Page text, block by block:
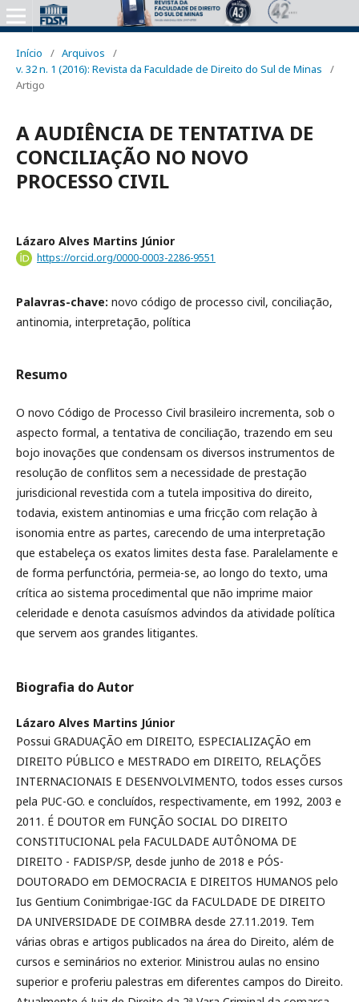
Início / Arquivos
/
v. 32 n. 1 (2016): Revista da Faculdade de Direito do Sul de Minas
/
Artigo
A AUDIÊNCIA DE TENTATIVA DE
CONCILIAÇÃO NO NOVO
PROCESSO CIVIL
Lázaro Alves Martins Júnior
https://orcid.org/0000-0003-2286-9551
Palavras-chave: novo código de processo civil, conciliação,
antinomia, interpretação, política
Resumo
O novo Código de Processo Civil brasileiro incrementa, sob o
aspecto formal, a tentativa de conciliação, trazendo em seu
bojo inovações que condensam os diversos instrumentos de
resolução de conflitos sem a necessidade de prestação
jurisdicional revestida com a tutela impositiva do direito,
todavia, existem antinomias e uma fricção com relação à
isonomia entre as partes, carecendo de uma interpretação
que estabeleça os exatos limites desta fase. Paralelamente e
de forma perfunctória, permeia-se, ao longo do texto, uma
crítica ao sistema procedimental que não imprime maior
celeridade e denota casuísmos advindos da atividade política
que servem aos grandes litigantes.
Biografia do Autor
Lázaro Alves Martins Júnior
Possui GRADUAÇÃO em DIREITO, ESPECIALIZAÇÃO em
DIREITO PÚBLICO e MESTRADO em DIREITO, RELAÇÕES
INTERNACIONAIS E DESENVOLVIMENTO, todos esses cursos
pela PUC-GO. e concluídos, respectivamente, em 1992, 2003 e
2011. É DOUTOR em FUNÇÃO SOCIAL DO DIREITO
CONSTITUCIONAL pela FACULDADE AUTÔNOMA DE
DIREITO - FADISP/SP, desde junho de 2018 e PÓS-
DOUTORADO em DEMOCRACIA E DIREITOS HUMANOS pelo
Ius Gentium Conimbrigae-IGC da FACULDADE DE DIREITO
DA UNIVERSIDADE DE COIMBRA desde 27.11.2019. Tem
várias obras e artigos publicados na área do Direito, além de
cursos e seminários no exterior. Ministrou aulas no ensino
superior e proferiu palestras em diferentes campos do Direito.